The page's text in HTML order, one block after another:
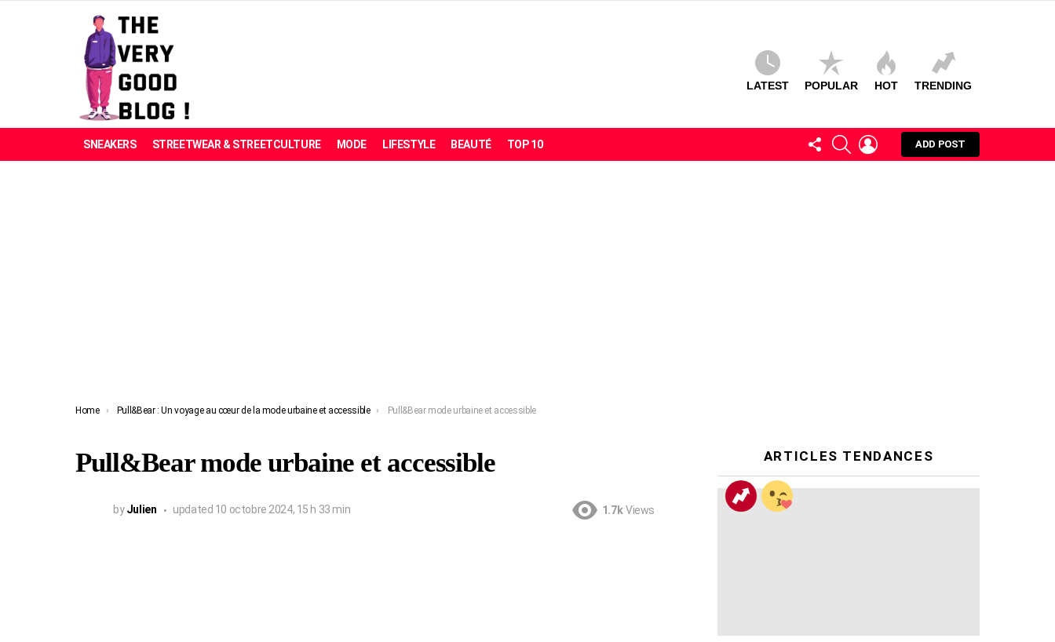
LATEST POPULAR HOT TRENDING
SNEAKERS STREETWEAR & STREETCULTURE MODE LIFESTYLE BEAUTÉ TOP 10
FOLLOW
US
SEARCHLOGIN
ADD POST
You are here:
Home Pull&Bear : Un voyage au cœur de la mode urbaine et accessible Pull&Bear mode urbaine et accessible
Pull&Bear mode urbaine et accessible
by Julien updated 10 octobre 2024, 15 h 33 min 1.7k Views
ARTICLES TENDANCES